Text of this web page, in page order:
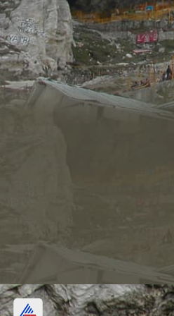
किसने की इस